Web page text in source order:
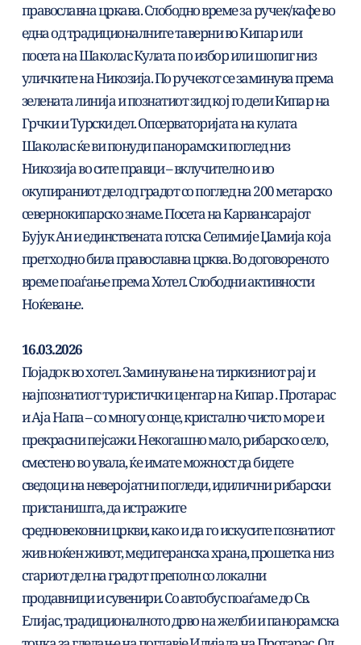
православна цркава. Слободно време за ручек/кафе во
една од традиционалните таверни во Кипар или
посета на Шаколас Кулата по избор или шопиг низ
уличките на Никозија. По ручекот се заминува према
зелената линија и познатиот зид кој го дели Кипар на
Грчки и Турски дел. Опсерваторијата на кулата
Шаколас ќе ви понуди панорамски поглед низ
Никозија во сите правци – вклучително и во
окупираниот дел од градот со поглед на 200 метарско
севернокипарско знаме. Посета на Карвансарајот
Бујук Ан и единствената готска Селимије Џамија која
претходно била православна црква. Во договореното
време поаѓање према Хотел. Слободни активности
Ноќевање.
16.03.2026
Појадок во хотел. Заминување на тиркизниот рај и
најпознатиот туристички центар на Кипар . Протарас
и Аја Напа – со многу сонце, кристално чисто море и
прекрасни пејсажи. Некогашно мало, рибарско село,
сместено во увала, ќе имате можност да бидете
сведоци на неверојатни погледи, идилични рибарски
пристаништа, да истражите
средновековни цркви, како и да го искусите познатиот
жив ноќен живот, медитеранска храна, прошетка низ
стариот дел на градот преполн со локални
продавници и сувенири. Со автобус поаѓаме до Св.
Елијас, традиционалното дрво на желби и панорамска